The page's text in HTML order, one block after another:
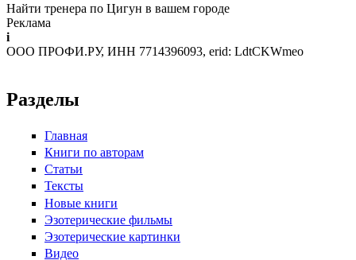
Найти тренера по Цигун в вашем городе
Реклама
i
ООО ПРОФИ.РУ, ИНН 7714396093, erid: LdtCKWmeo
Разделы
Главная
Книги по авторам
Статьи
Тексты
Новые книги
Эзотерические фильмы
Эзотерические картинки
Видео